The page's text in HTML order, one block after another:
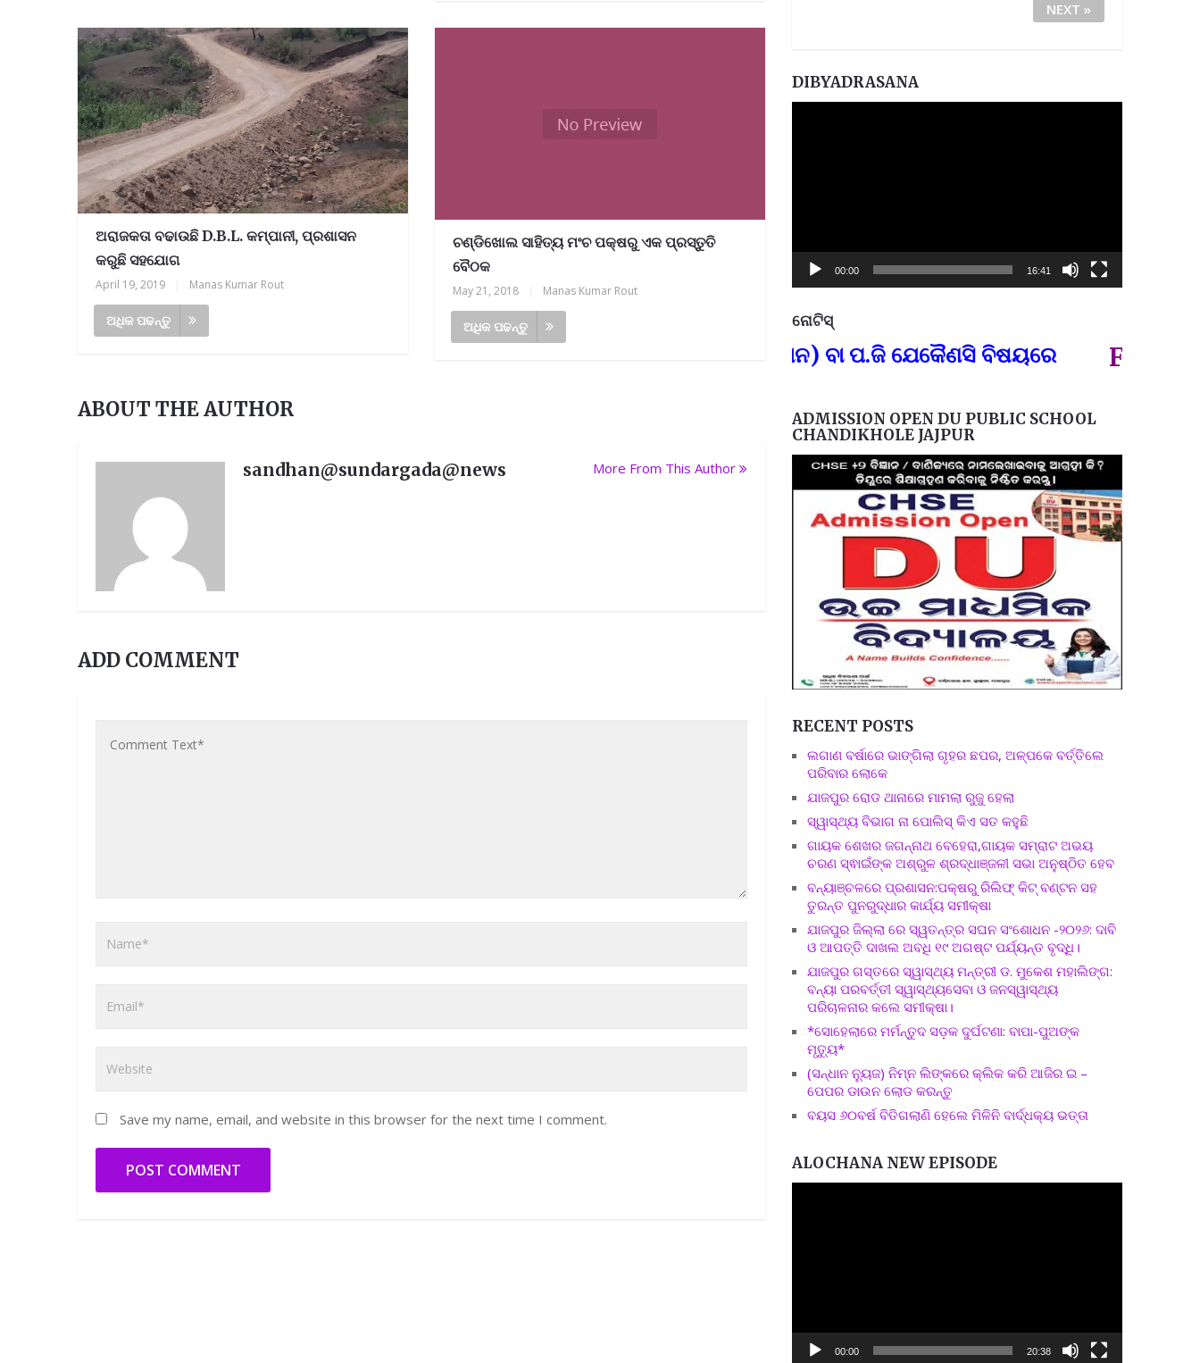
ଅରାଜକତା ବଢାଉଛି D.B.L. କମ୍ପାନୀ, ପ୍ରଶାସନ
କରୁଛି ସହଯୋଗ
April 19, 2019 Manas Kumar Rout
ଅଧିକ ପଢନ୍ତୁ
ଚଣ୍ଡିଖୋଲ ସାହିତ୍ୟ ମଂଚ ପକ୍ଷରୁ ଏକ ପ୍ରସ୍ତୁତି
ବୈଠକ
May 21, 2018 Manas Kumar Rout
ଅଧିକ ପଢନ୍ତୁ
ABOUT THE AUTHOR
sandhan@sundargada@news More From This Author
ADD COMMENT
Save my name, email, and website in this browser for the next time I comment.
NEXT »
DIBYADRASANA
00:00 16:41
ନୋଟିସ୍
ଶିକ୍ଷାଗତ ଯୋଗ୍ୟତା: +୩ (ସମ୍ମାନ) ବା ପ.ଜି ଯେକୈଣସି ବିଷୟରେ FOR GOVT
ADMISSION OPEN DU PUBLIC SCHOOL
CHANDIKHOLE JAJPUR
RECENT POSTS
ଲଗାଣ ବର୍ଷାରେ ଭାଙ୍ଗିଲା ଗୃହର ଛପର, ଅଳ୍ପକେ ବର୍ତ୍ତିଲେ
ପରିବାର ଲୋକେ
ଯାଜପୁର ରୋଡ ଥାନାରେ ମାମଲା ରୁଜୁ ହେଲା
ସ୍ୱାସ୍ଥ୍ୟ ବିଭାଗ ନା ପୋଲିସ୍ କିଏ ସତ କହୁଛି
ଗାୟକ ଶେଖର ଜଗନ୍ନାଥ ବେହେରା,ଗାୟକ ସମ୍ରାଟ ଅଭୟ
ଚରଣ ସ୍ଵାଇଁଙ୍କ ଅଶ୍ରୁଳ ଶ୍ରଦ୍ଧାଞ୍ଜଳୀ ସଭା ଅନୁଷ୍ଠିତ ହେବ
ବନ୍ୟାଞ୍ଚଳରେ ପ୍ରଶାସନ:ପକ୍ଷରୁ ରିଲିଫ୍ କିଟ୍ ବଣ୍ଟନ ସହ
ତୁରନ୍ତ ପୁନରୁଦ୍ଧାର କାର୍ଯ୍ୟ ସମୀକ୍ଷା
ଯାଜପୁର ଜିଲ୍ଲା ରେ ସ୍ୱତନ୍ତ୍ର ସଘନ ସଂଶୋଧନ -୨୦୨୬: ଦାବି
ଓ ଆପତ୍ତି ଦାଖଲ ଅବଧି ୧୯ ଅଗଷ୍ଟ ପର୍ଯ୍ୟନ୍ତ ବୃଦ୍ଧି।
ଯାଜପୁର ଗସ୍ତରେ ସ୍ୱାସ୍ଥ୍ୟ ମନ୍ତ୍ରୀ ଡ. ମୁକେଶ ମହାଲିଙ୍ଗ:
ବନ୍ୟା ପରବର୍ତ୍ତୀ ସ୍ୱାସ୍ଥ୍ୟସେବା ଓ ଜନସ୍ୱାସ୍ଥ୍ୟ
ପରିଚାଳନାର କଲେ ସମୀକ୍ଷା।
*ସୋହେଲାରେ ମର୍ମନ୍ତୁଦ ସଡ଼କ ଦୁର୍ଘଟଣା: ବାପା-ପୁଅଙ୍କ
ମୃତ୍ୟୁ*
(ସନ୍ଧାନ ନ୍ୟୁଜ) ନିମ୍ନ ଲିଙ୍କରେ କ୍ଲିକ କରି ଆଜିର ଇ –
ପେପର ଡାଉନ ଲୋଡ କରନ୍ତୁ
ବୟସ ୬୦ବର୍ଷ ବିତିଗଲାଣି ହେଲେ ମିଳିନି ବାର୍ଦ୍ଧକ୍ୟ ଭତ୍ତା
ALOCHANA NEW EPISODE
00:00 20:38